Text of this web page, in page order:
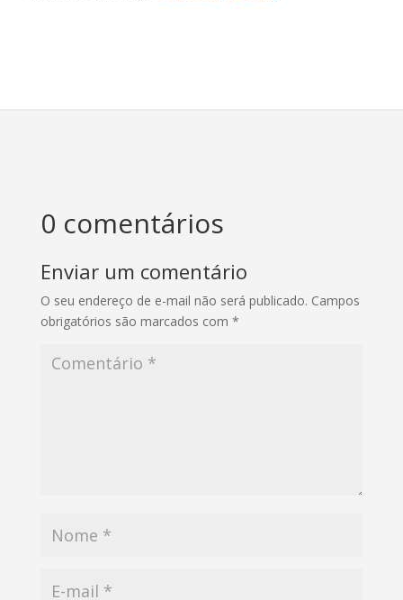
0 comentários
Enviar um comentário
O seu endereço de e-mail não será publicado. Campos
obrigatórios são marcados com *